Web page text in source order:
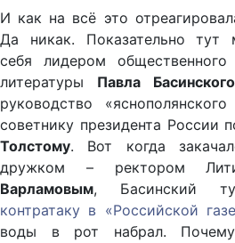
И как на всё это
Да никак. Показательно тут
себя лидером
литературы Павла Басинского
руководство
советнику президента России
Толстому. Вот когда
дружком – ректором
Варламовым, Басинский
контратаку в «Российской
воды в рот набрал.